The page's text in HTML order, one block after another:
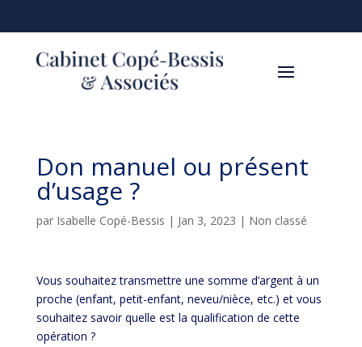
Don manuel ou présent
d’usage ?
par Isabelle Copé-Bessis | Jan 3, 2023 | Non classé
Vous souhaitez transmettre une somme d’argent à un
proche (enfant, petit-enfant, neveu/nièce, etc.) et vous
souhaitez savoir quelle est la qualification de cette
opération ?